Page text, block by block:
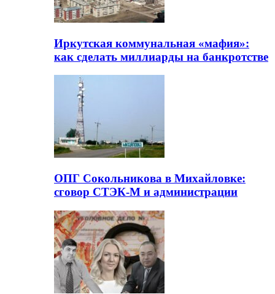
Иркутская коммунальная «мафия»:
как сделать миллиарды на банкротстве
ОПГ Сокольникова в Михайловке:
сговор СТЭК-М и администрации